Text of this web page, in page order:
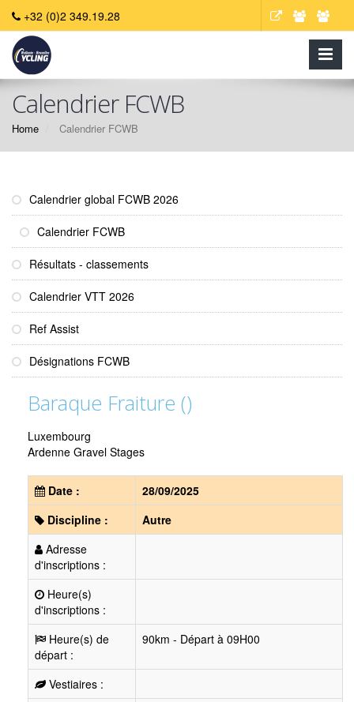
+32 (0)2 349.19.28
Calendrier FCWB
Home Calendrier FCWB
Calendrier global FCWB 2026
Calendrier FCWB
Résultats - classements
Calendrier VTT 2026
Ref Assist
Désignations FCWB
Baraque Fraiture ()
Luxembourg
Ardenne Gravel Stages
Date :
28/09/2025
Discipline :
Autre
Adresse
d'inscriptions :
Heure(s)
d'inscriptions :
Heure(s) de
départ :
90km - Départ à 09H00
Vestiaires :